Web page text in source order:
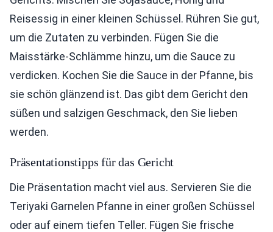
Reisessig in einer kleinen Schüssel. Rühren Sie gut,
um die Zutaten zu verbinden. Fügen Sie die
Maisstärke-Schlämme hinzu, um die Sauce zu
verdicken. Kochen Sie die Sauce in der Pfanne, bis
sie schön glänzend ist. Das gibt dem Gericht den
süßen und salzigen Geschmack, den Sie lieben
werden.
Präsentationstipps für das Gericht
Die Präsentation macht viel aus. Servieren Sie die
Teriyaki Garnelen Pfanne in einer großen Schüssel
oder auf einem tiefen Teller. Fügen Sie frische